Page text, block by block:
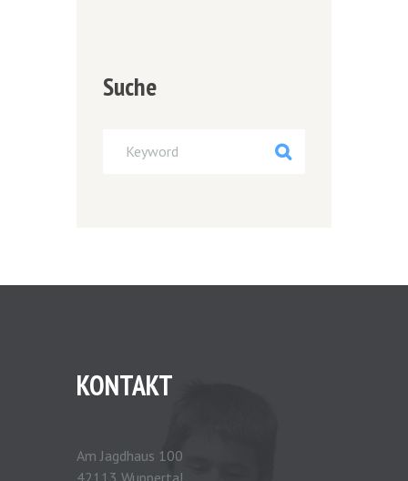
Suche
KONTAKT
Am Jagdhaus 100
42113 Wuppertal